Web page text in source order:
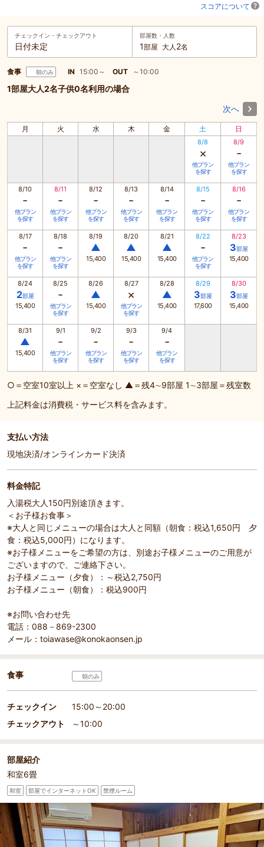
スコアについて
チェックイン・ チェックアウト
日付未定
部屋数・人数
1部屋 大人 2名
食事 朝のみ IN 15:00～ OUT ～10:00
1部屋大人2名子供0名利用の場合
次へ
月 火 水 木 金 土 日
8/8
×
他プラン
を探す
8/9
-
他プラン
を探す
8/10
-
他プラン
を探す
8/11
-
他プラン
を探す
8/12
-
他プラン
を探す
8/13
-
他プラン
を探す
8/14
-
他プラン
を探す
8/15
-
他プラン
を探す
8/16
-
他プラン
を探す
8/17
-
他プラン
を探す
8/18
-
他プラン
を探す
8/19
▲
15,400
8/20
▲
15,400
8/21
▲
15,400
8/22
-
他プラン
を探す
8/23
3部屋
15,400
8/24
2部屋
15,400
8/25
-
他プラン
を探す
8/26
▲
15,400
8/27
×
他プラン
を探す
8/28
▲
15,400
8/29
3部屋
17,600
8/30
3部屋
15,400
8/31
▲
15,400
9/1
-
他プラン
を探す
9/2
-
他プラン
を探す
9/3
-
他プラン
を探す
9/4
-
他プラン
を探す
○＝空室10室以上 ×＝空室なし ▲＝残4∼9部屋 1∼3部屋＝残室数
上記料金は消費税・サービス料を含みます。
支払い方法
現地決済/オンラインカード決済
料金特記
入湯税大人150円別途頂きます。
＜お子様お食事＞
※大人と同じメニューの場合は大人と同額（朝食：税込1,650円 夕
食：税込5,000円）になります。
※お子様メニューをご希望の方は、別途お子様メニューのご用意が
ございますので、ご連絡下さい。
お子様メニュー（夕食）：～税込2,750円
お子様メニュー（朝食）：税込900円
※お問い合わせ先
電話：088－869-2300
メール：toiawase@konokaonsen.jp
食事 朝のみ
チェックイン
15:00～20:00
チェックアウト
～10:00
部屋紹介
和室6畳
和室 部屋でインターネットOK 禁煙ルーム